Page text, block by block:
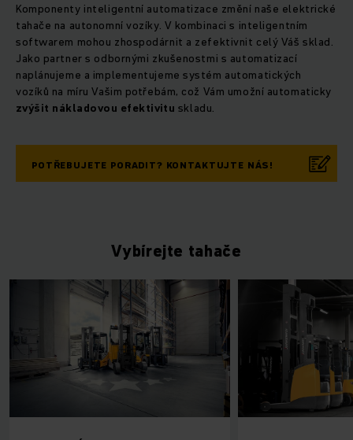
Komponenty inteligentní automatizace změní naše elektrické
tahače na autonomní vozíky. V kombinaci s inteligentním
softwarem mohou zhospodárnit a zefektivnit celý Váš sklad.
Jako partner s odbornými zkušenostmi s automatizací
naplánujeme a implementujeme systém automatických
vozíků na míru Vašim potřebám, což Vám umožní automaticky
zvýšit nákladovou efektivitu skladu.
POTŘEBUJETE PORADIT? KONTAKTUJTE NÁS!
Vybírejte tahače